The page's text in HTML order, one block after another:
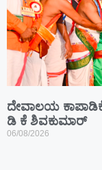
ದೇವಾಲಯ
ಡಿ ಕೆ ಶಿವಕುಮಾರ್
06/08/2026